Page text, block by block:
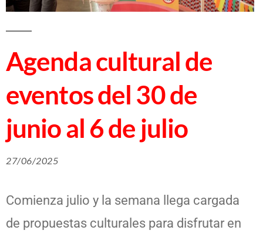
Agenda cultural de
eventos del 30 de
junio al 6 de julio
27/06/2025
Comienza julio y la semana llega cargada
de propuestas culturales para disfrutar en